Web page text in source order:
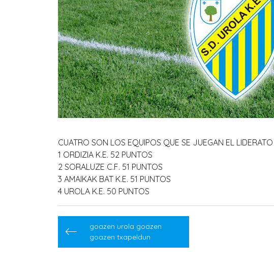
CUATRO SON LOS EQUIPOS QUE SE JUEGAN EL
1 ORDIZIA K.E. 52 PUNTOS
2 SORALUZE C.F. 51 PUNTOS
3 AMAIKAK BAT K.E. 51 PUNTOS
4 UROLA K.E. 50 PUNTOS
Navegación
de
entradas
goazen urola goazen
goazen txapeldun